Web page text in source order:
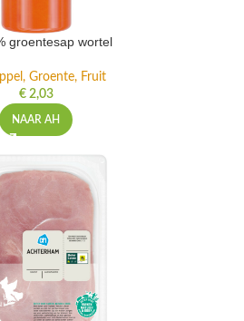
groentesap wortel
Groente, Fruit
€2,03
NAAR AH